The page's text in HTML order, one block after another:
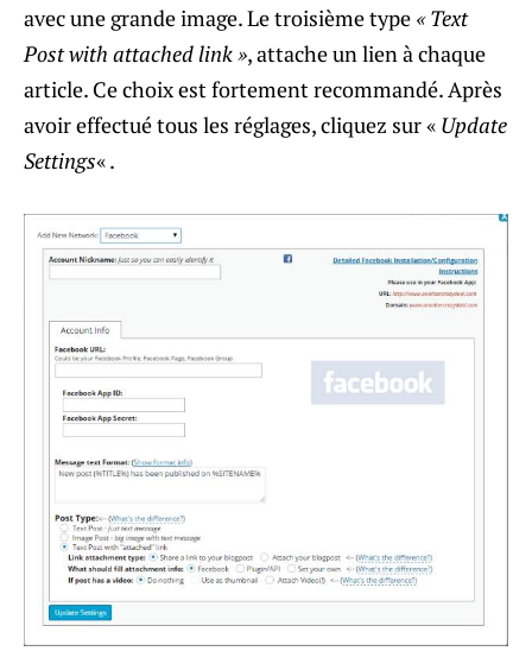
avec une grande image. Le troisième type « Text
Post with attached link », attache un lien à chaque
article. Ce choix est fortement recommandé. Après
avoir effectué tous les réglages, cliquez sur « Update
Settings« .